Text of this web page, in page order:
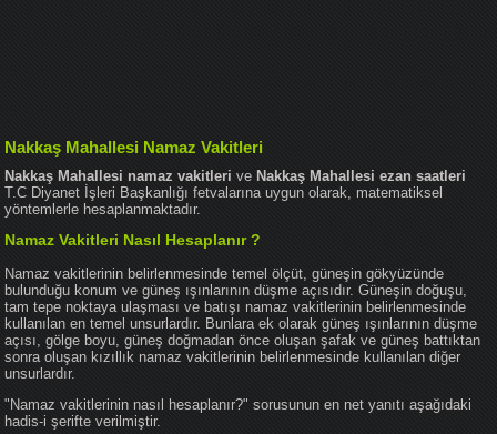
Nakkaş Mahallesi Namaz Vakitleri
Nakkaş Mahallesi namaz vakitleri ve Nakkaş Mahallesi ezan saatleri
T.C Diyanet İşleri Başkanlığı fetvalarına uygun olarak, matematiksel
yöntemlerle hesaplanmaktadır.
Namaz Vakitleri Nasıl Hesaplanır ?
Namaz vakitlerinin belirlenmesinde temel ölçüt, güneşin gökyüzünde
bulunduğu konum ve güneş ışınlarının düşme açısıdır. Güneşin doğuşu,
tam tepe noktaya ulaşması ve batışı namaz vakitlerinin belirlenmesinde
kullanılan en temel unsurlardır. Bunlara ek olarak güneş ışınlarının düşme
açısı, gölge boyu, güneş doğmadan önce oluşan şafak ve güneş battıktan
sonra oluşan kızıllık namaz vakitlerinin belirlenmesinde kullanılan diğer
unsurlardır.
"Namaz vakitlerinin nasıl hesaplanır?" sorusunun en net yanıtı aşağıdaki
hadis-i şerifte verilmiştir.